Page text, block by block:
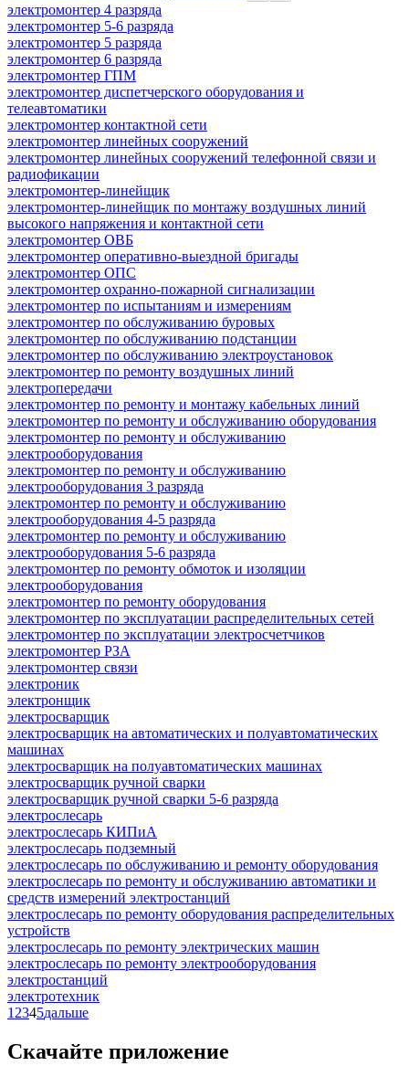
электромонтер 4 разряда
электромонтер 5-6 разряда
электромонтер 5 разряда
электромонтер 6 разряда
электромонтер ГПМ
электромонтер диспетчерского оборудования и
телеавтоматики
электромонтер контактной сети
электромонтер линейных сооружений
электромонтер линейных сооружений телефонной связи и
радиофикации
электромонтер-линейщик
электромонтер-линейщик по монтажу воздушных линий
высокого напряжения и контактной сети
электромонтер ОВБ
электромонтер оперативно-выездной бригады
электромонтер ОПС
электромонтер охранно-пожарной сигнализации
электромонтер по испытаниям и измерениям
электромонтер по обслуживанию буровых
электромонтер по обслуживанию подстанции
электромонтер по обслуживанию электроустановок
электромонтер по ремонту воздушных линий
электропередачи
электромонтер по ремонту и монтажу кабельных линий
электромонтер по ремонту и обслуживанию оборудования
электромонтер по ремонту и обслуживанию
электрооборудования
электромонтер по ремонту и обслуживанию
электрооборудования 3 разряда
электромонтер по ремонту и обслуживанию
электрооборудования 4-5 разряда
электромонтер по ремонту и обслуживанию
электрооборудования 5-6 разряда
электромонтер по ремонту обмоток и изоляции
электрооборудования
электромонтер по ремонту оборудования
электромонтер по эксплуатации распределительных сетей
электромонтер по эксплуатации электросчетчиков
электромонтер РЗА
электромонтер связи
электроник
электронщик
электросварщик
электросварщик на автоматических и полуавтоматических
машинах
электросварщик на полуавтоматических машинах
электросварщик ручной сварки
электросварщик ручной сварки 5-6 разряда
электрослесарь
электрослесарь КИПиА
электрослесарь подземный
электрослесарь по обслуживанию и ремонту оборудования
электрослесарь по ремонту и обслуживанию автоматики и
средств измерений электростанций
электрослесарь по ремонту оборудования распределительных
устройств
электрослесарь по ремонту электрических машин
электрослесарь по ремонту электрооборудования
электростанций
электротехник
1 2345дальше
Скачайте приложение